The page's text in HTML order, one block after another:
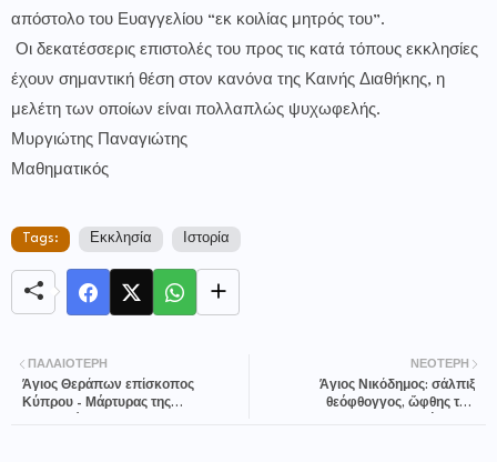
απόστολο του Ευαγγελίου “εκ κοιλίας μητρός του”.
Οι δεκατέσσερις επιστολές του προς τις κατά τόπους εκκλησίες
έχουν σημαντική θέση στον κανόνα της Καινής Διαθήκης, η
μελέτη των οποίων είναι πολλαπλώς ψυχωφελής.
Μυργιώτης Παναγιώτης
Μαθηματικός
Tags: Εκκλησία Ιστορία
ΝΕΌΤΕΡΗ
Άγιος Νικόδημος: σάλπιξ
θεόφθογγος, ὤφθης τοῦ
ΠΑΛΑΙΌΤΕΡΗ
Άγιος Θεράπων επίσκοπος
Κύπρου - Μάρτυρας της